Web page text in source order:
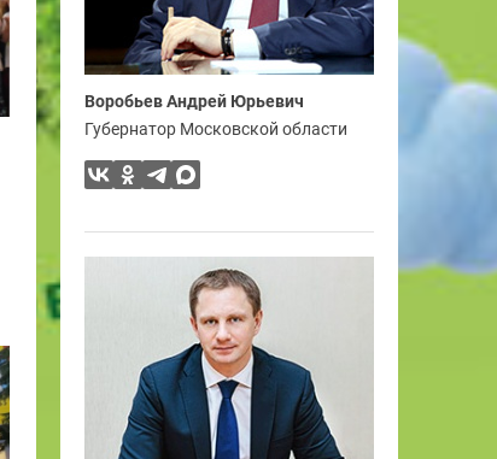
Воробьев Андрей Юрьевич
Губернатор Московской области